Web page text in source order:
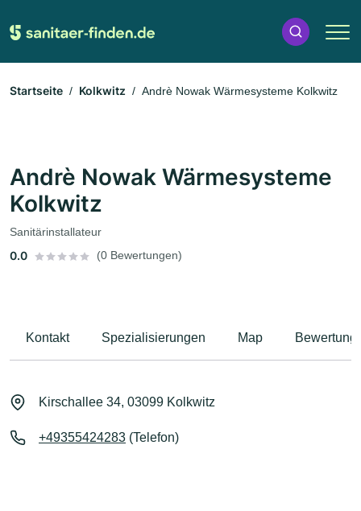
Startseite Kolkwitz Andrè Nowak Wärmesysteme Kolkwitz
Andrè Nowak Wärmesysteme
Kolkwitz
Sanitärinstallateur
0.0 (0 Bewertungen)
Kontakt Spezialisierungen Map
Kirschallee 34, 03099 Kolkwitz
+49355424283 (Telefon)